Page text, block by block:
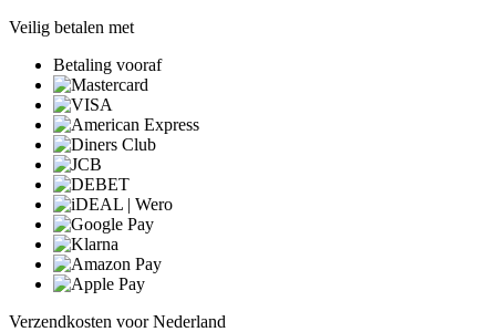
Veilig betalen met
Betaling vooraf
Verzendkosten voor Nederland